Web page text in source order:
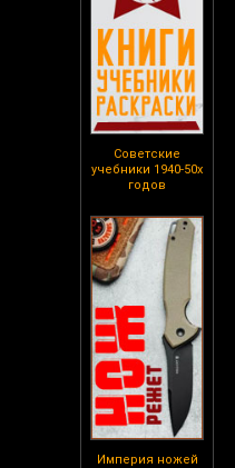
Советские
учебники 1940-50х
годов
Империя ножей